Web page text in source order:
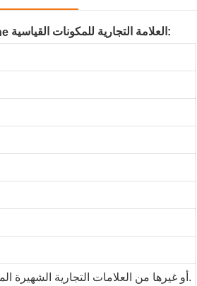
العلامة التجارية للمكونات القياسية:
بشكل أساسي Omron اليابان، وجزئيًا China Chint، أو غيرها من العلامات التجارية الشهيرة المماثلة.